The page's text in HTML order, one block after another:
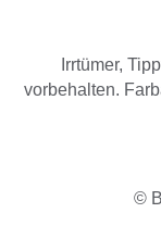
Irrtümer,
vorbehalten.
©